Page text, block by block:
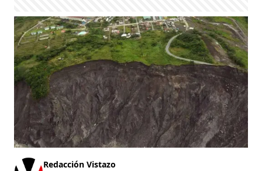
Redacción Vistazo